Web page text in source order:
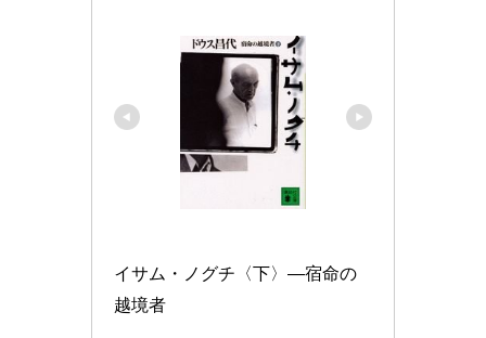
イサム・ノグチ〈下〉―宿命の
越境者